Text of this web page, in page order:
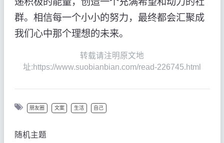
群。相信每一个小小的努力，最终都会汇聚成
我们心中那个理想的未来。
转载请注明原文地
址:https://www.suobianbian.com/read-226745.html
朋友圈 文案 生活 自己
随机主题